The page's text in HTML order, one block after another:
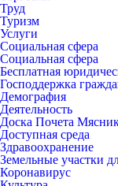
Труд
Туризм
Услуги
Социальная сфера
Социальная сфера
Бесплатная
Господдержка
Демография
Деятельность
Доска Почета
Доступная среда
Здравоохранение
Земельные участки
Коронавирус